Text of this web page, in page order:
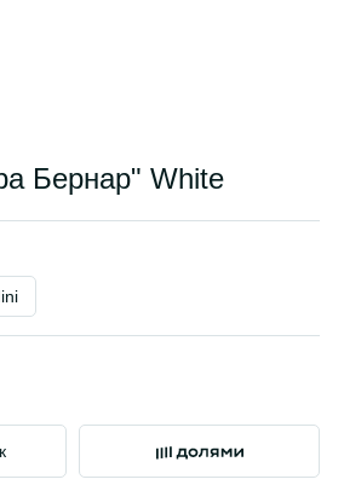
Бернар" White